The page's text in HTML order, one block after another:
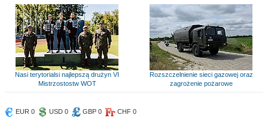
Nasi terytorialsi najlepszą drużyn VI
Mistrzostostw WOT
Rozszczelnienie sieci gazowej oraz
zagrożenie pożarowe
EUR 0 USD 0 GBP 0 CHF 0